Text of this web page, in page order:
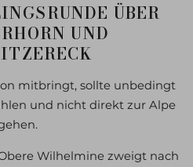
ÜBER
UND
mitbringt, sollte unbedingt
und nicht direkt zur Alpe
Wilhelmine zweigt nach